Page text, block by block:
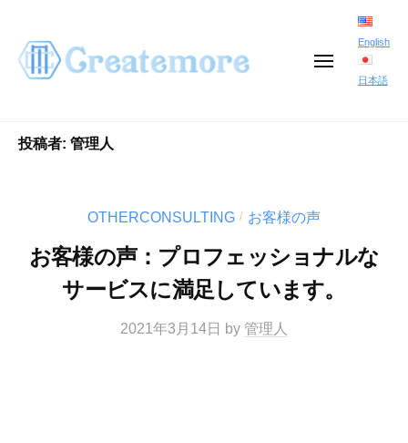
メ
English
日本語
投稿者: 管理人
OTHERCONSULTING / お客様の声
お客様の声：プロフェッショナルな
サービスに満足しています。
2021年3月14日 by 管理人